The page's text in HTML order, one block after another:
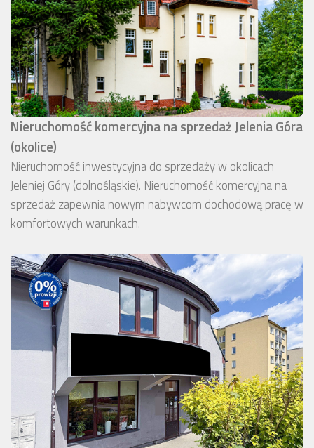
Nieruchomość komercyjna na sprzedaż Jelenia Góra
(okolice)
Nieruchomość inwestycyjna do sprzedaży w okolicach
Jeleniej Góry (dolnośląskie). Nieruchomość komercyjna na
sprzedaż zapewnia nowym nabywcom dochodową pracę w
komfortowych warunkach.